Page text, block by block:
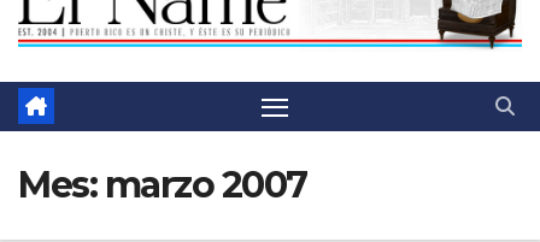
Mes: marzo 2007